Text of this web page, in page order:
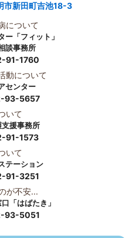
市新田町吉池18-3
について
ー「フィット」
談事務所
91-1760
動について
センター
93-5657
いて
援事務所
91-1573
いて
テーション
91-3251
が不安...
「はばたき」
93-5051